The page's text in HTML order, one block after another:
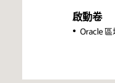
啟動卷
Oracle